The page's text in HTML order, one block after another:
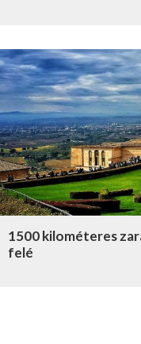
1500 kilométeres
felé